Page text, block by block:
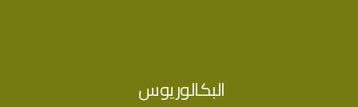
إقرأ المزيد عن التسجيل بجامعة القدس والمواعيد المهمة للاتحاق
البكالوريوس